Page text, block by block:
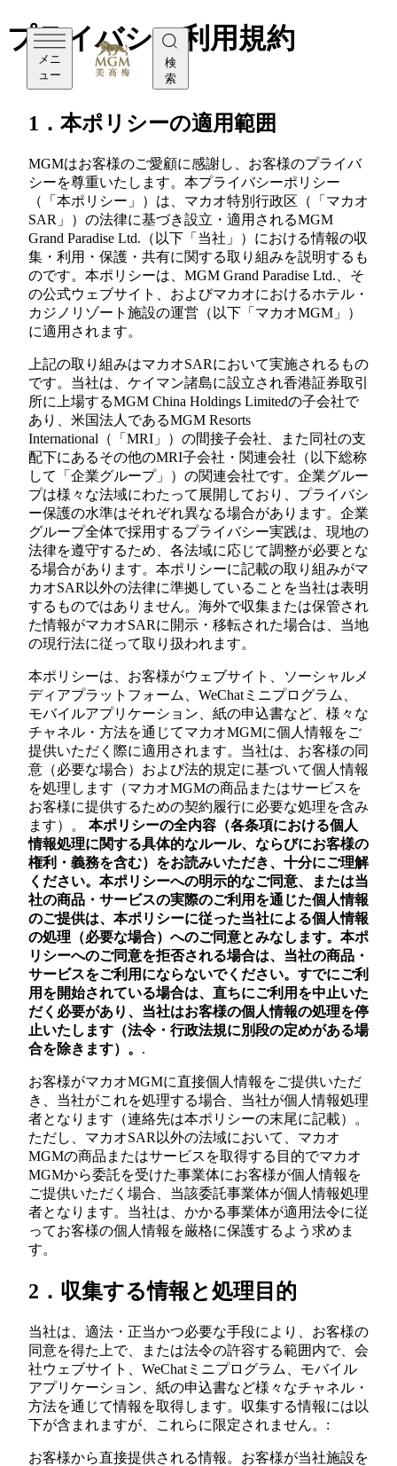
メニ
ュー
検
索
プライバシー利用規約
1．本ポリシーの適用範囲
MGMはお客様のご愛顧に感謝し、お客様のプライバ
シーを尊重いたします。本プライバシーポリシー
（「本ポリシー」）は、マカオ特別行政区（「マカオ
SAR」）の法律に基づき設立・適用されるMGM
Grand Paradise Ltd.（以下「当社」）における情報の収
集・利用・保護・共有に関する取り組みを説明するも
のです。本ポリシーは、MGM Grand Paradise Ltd.、そ
の公式ウェブサイト、およびマカオにおけるホテル・
カジノリゾート施設の運営（以下「マカオMGM」）
に適用されます。
上記の取り組みはマカオSARにおいて実施されるもの
です。当社は、ケイマン諸島に設立され香港証券取引
所に上場するMGM China Holdings Limitedの子会社で
あり、米国法人であるMGM Resorts
International（「MRI」）の間接子会社、また同社の支
配下にあるその他のMRI子会社・関連会社（以下総称
して「企業グループ」）の関連会社です。企業グルー
プは様々な法域にわたって展開しており、プライバシ
ー保護の水準はそれぞれ異なる場合があります。企業
グループ全体で採用するプライバシー実践は、現地の
法律を遵守するため、各法域に応じて調整が必要とな
る場合があります。本ポリシーに記載の取り組みがマ
カオSAR以外の法律に準拠していることを当社は表明
するものではありません。海外で収集または保管され
た情報がマカオSARに開示・移転された場合は、当地
の現行法に従って取り扱われます。
本ポリシーは、お客様がウェブサイト、ソーシャルメ
ディアプラットフォーム、WeChatミニプログラム、
モバイルアプリケーション、紙の申込書など、様々な
チャネル・方法を通じてマカオMGMに個人情報をご
提供いただく際に適用されます。当社は、お客様の同
意（必要な場合）および法的規定に基づいて個人情報
を処理します（マカオMGMの商品またはサービスを
お客様に提供するための契約履行に必要な処理を含み
ます）。 本ポリシーの全内容（各条項における個人
情報処理に関する具体的なルール、ならびにお客様の
権利・義務を含む）をお読みいただき、十分にご理解
ください。本ポリシーへの明示的なご同意、または当
社の商品・サービスの実際のご利用を通じた個人情報
のご提供は、本ポリシーに従った当社による個人情報
の処理（必要な場合）へのご同意とみなします。本ポ
リシーへのご同意を拒否される場合は、当社の商品・
サービスをご利用にならないでください。すでにご利
用を開始されている場合は、直ちにご利用を中止いた
だく必要があり、当社はお客様の個人情報の処理を停
止いたします（法令・行政法規に別段の定めがある場
合を除きます）。 .
お客様がマカオMGMに直接個人情報をご提供いただ
き、当社がこれを処理する場合、当社が個人情報処理
者となります（連絡先は本ポリシーの末尾に記載）。
ただし、マカオSAR以外の法域において、マカオ
MGMの商品またはサービスを取得する目的でマカオ
MGMから委託を受けた事業体にお客様が個人情報を
ご提供いただく場合、当該委託事業体が個人情報処理
者となります。当社は、かかる事業体が適用法令に従
ってお客様の個人情報を厳格に保護するよう求めま
す。
2．収集する情報と処理目的
当社は、適法・正当かつ必要な手段により、お客様の
同意を得た上で、または法令の許容する範囲内で、会
社ウェブサイト、WeChatミニプログラム、モバイル
アプリケーション、紙の申込書など様々なチャネル・
方法を通じて情報を取得します。収集する情報には以
下が含まれますが、これらに限定されません。:
お客様から直接提供される情報。お客様が当社施設を